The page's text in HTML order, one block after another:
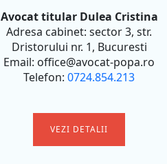
Avocat titular Dulea Cristina
Adresa cabinet: sector 3, str.
Dristorului nr. 1, Bucuresti
Email: office@avocat-popa.ro
Telefon: 0724.854.213
VEZI DETALII